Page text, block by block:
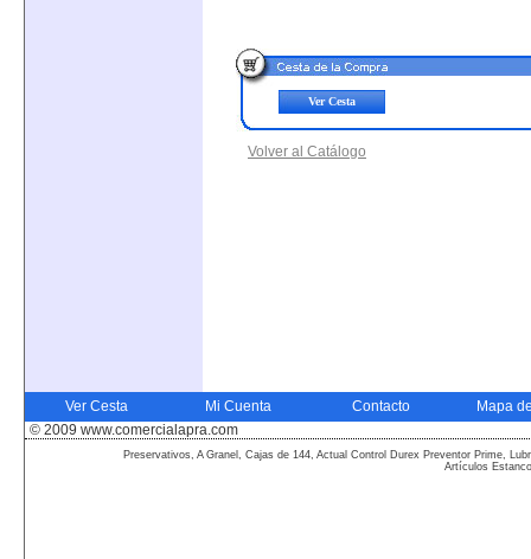
Ver Cesta
Volver al Catálogo
Ver Cesta Mi Cuenta Contacto
Mapa
© 2009 www.comercialapra.com
Preservativos, A Granel, Cajas de 144, Actual Control Durex Preventor Prime,
Artículos